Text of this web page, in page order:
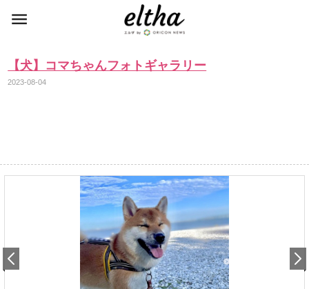
【犬】コマちゃんフォトギャラリー
2023-08-04